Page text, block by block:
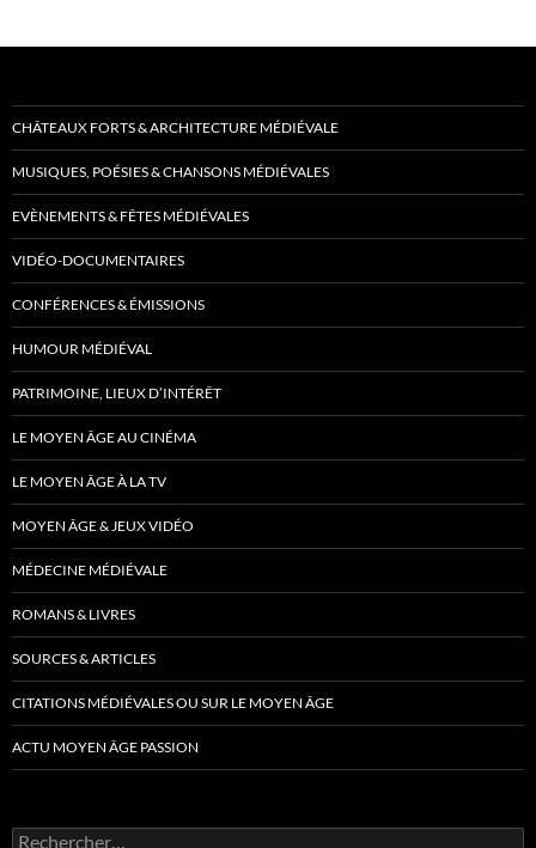
CHÂTEAUX FORTS & ARCHITECTURE MÉDIÉVALE
MUSIQUES, POÉSIES & CHANSONS MÉDIÉVALES
EVÈNEMENTS & FÊTES MÉDIÉVALES
VIDÉO-DOCUMENTAIRES
CONFÉRENCES & ÉMISSIONS
HUMOUR MÉDIÉVAL
PATRIMOINE, LIEUX D’INTÉRÊT
LE MOYEN ÂGE AU CINÉMA
LE MOYEN ÂGE À LA TV
MOYEN ÂGE & JEUX VIDÉO
MÉDECINE MÉDIÉVALE
ROMANS & LIVRES
SOURCES & ARTICLES
CITATIONS MÉDIÉVALES OU SUR LE MOYEN ÂGE
ACTU MOYEN ÂGE PASSION
Rechercher :